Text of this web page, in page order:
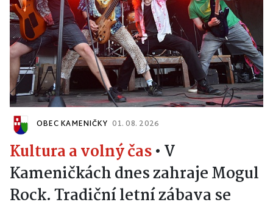
OBEC KAMENIČKY 01. 08. 2026
Kultura a volný čas• V
Kameničkách dnes zahraje Mogul
Rock. Tradiční letní zábava se